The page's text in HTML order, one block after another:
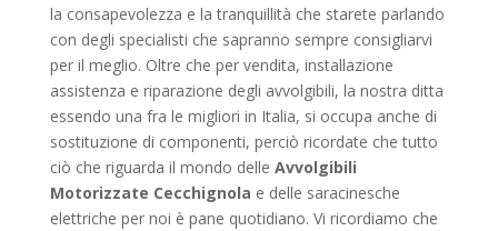
la consapevolezza e la tranquillità che starete parlando
con degli specialisti che sapranno sempre consigliarvi
per il meglio. Oltre che per vendita, installazione
assistenza e riparazione degli avvolgibili, la nostra ditta
essendo una fra le migliori in Italia, si occupa anche di
sostituzione di componenti, perciò ricordate che tutto
ciò che riguarda il mondo delle Avvolgibili
Motorizzate Cecchignola e delle saracinesche
elettriche per noi è pane quotidiano. Vi ricordiamo che